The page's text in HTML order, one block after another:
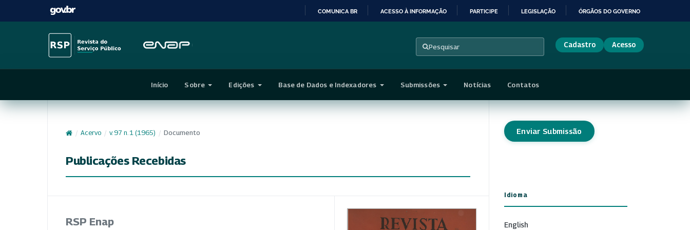
CONTEÚDO
COMUNICA BR ACESSO À INFORMAÇÃO PARTICIPE LEGISLAÇÃO ÓRGÃOS DO GOVERNO
Pesquisar Cadastro Acesso
Início Sobre Edições Base de Dados e Indexadores Submissões Notícias Contatos
/ Acervo / v. 97 n. 1 (1965) / Documento
Publicações Recebidas
RSP Enap
Enviar Submissão
Idioma
English